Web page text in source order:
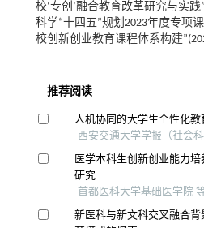
校‘专创’融合教育改革研究与实践
科学“十四五”规划2023年度专项
校创新创业教育课程体系构建